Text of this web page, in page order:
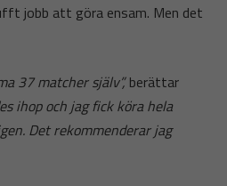
jobb att göra ensam. Men det
37 matcher själv”,berättar
ihop och jag fick köra hela
Det rekommenderar jag